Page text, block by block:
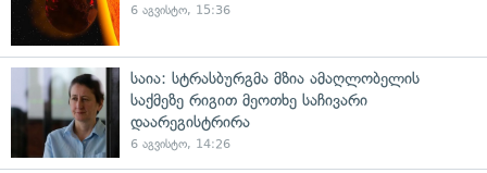
6 აგვისტო, 15:36
საია: სტრასბურგმა მზია ამაღლობელის
საქმეზე რიგით მეოთხე საჩივარი
დაარეგისტრირა
6 აგვისტო, 14:26